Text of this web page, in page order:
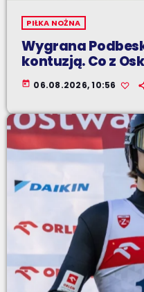
PIŁKA NOŻNA
Wygrana
kontuzją. Co z
today 06.08.2026, 10:56